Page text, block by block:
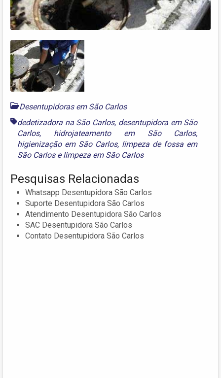
Desentupidoras em São Carlos
dedetizadora na São Carlos, desentupidora em São
Carlos, hidrojateamento em São Carlos,
higienização em São Carlos, limpeza de fossa em
São Carloselimpeza em São Carlos
Pesquisas Relacionadas
Whatsapp Desentupidora São Carlos
Suporte Desentupidora São Carlos
Atendimento Desentupidora São Carlos
SAC Desentupidora São Carlos
Contato Desentupidora São Carlos